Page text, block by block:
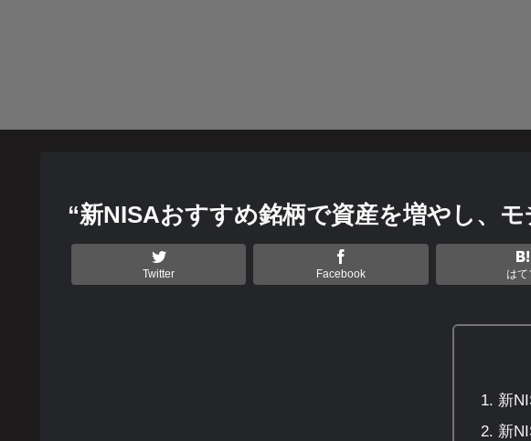
“新NISAおすすめ銘柄で資産を増やし、
Twitter Facebook はて
新
新